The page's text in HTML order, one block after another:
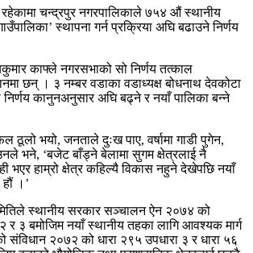
चन्द्रपुर नगरपालिकाले ७५४ औं स्थानीय
स्थापना गर्न प्रक्रिया अघि बढाउने निर्णय
काफ्ले नगरसभाको सो निर्णय तत्काल
छन् । ३ नम्बर वडाका वडाध्यक्ष बोधनाथ देवकोटा
कानुनअनुसार अघि बढ्ने र नयाँ पालिका बन्ने
ठूलो भयो, जनताले दुःख पाए, वर्षामा गाडी पुगेन,
भने, ‘बजेट बाँड्ने बेलामा सुगम क्षेत्रलाई नै
भएर हाम्रो क्षेत्र कहिल्यै विकास नहुने देखेपछि नयाँ
।’
स्थानीय सरकार सञ्चालन ऐन २०७४ को
र ३ बमोजिम नयाँ स्थानीय तहका लागि आवश्यक मार्ग
संविधान २०७२ को धारा २९५ उपधारा ३ र धारा ५६